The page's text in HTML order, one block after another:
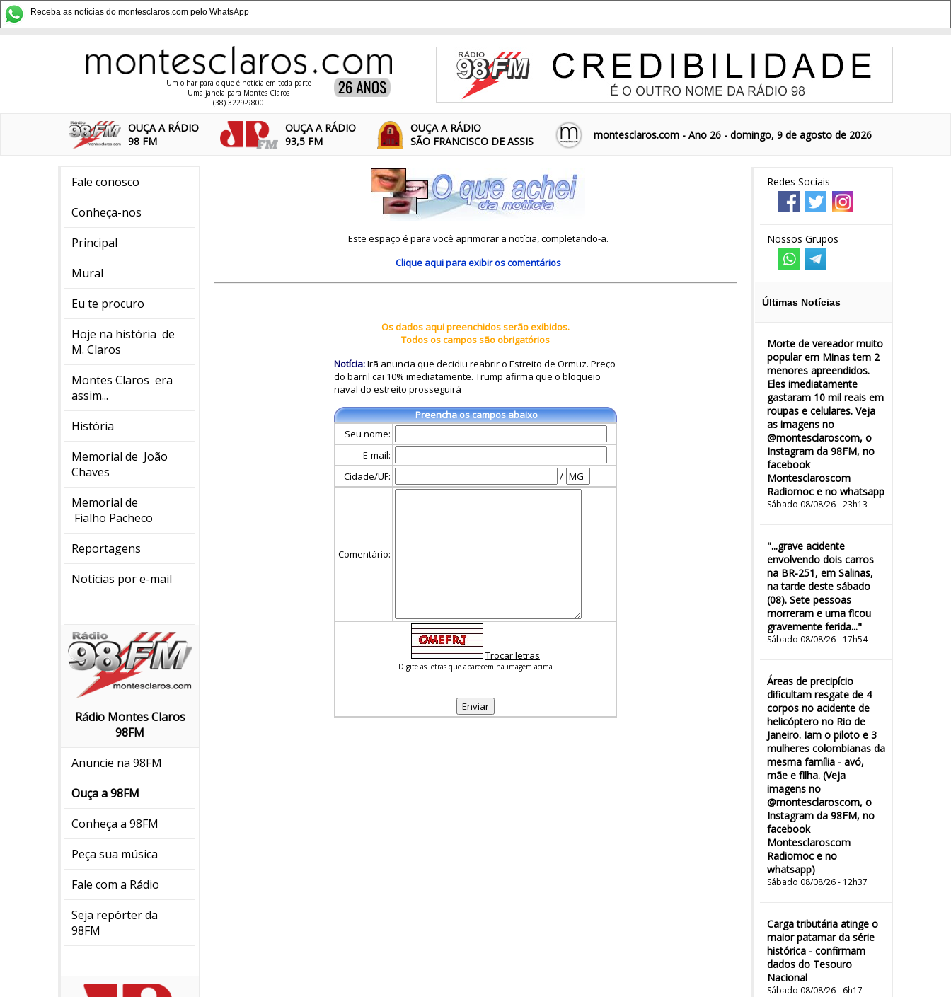
Receba as notícias do montesclaros.com pelo WhatsApp
Um olhar para o que é notícia em toda parte
Uma janela para Montes Claros
(38) 3229-9800
OUÇA A RÁDIO
98 FM
OUÇA A RÁDIO
93,5 FM
OUÇA A RÁDIO
SÃO FRANCISCO DE ASSIS
montesclaros.com - Ano 26 - domingo, 9 de agosto de 2026
Fale conosco
Conheça-nos
Principal
Mural
Eu te procuro
Hoje na história de
M. Claros
Montes Claros era
assim...
História
Memorial de João
Chaves
Memorial de
Fialho Pacheco
Reportagens
Notícias por e-mail
Rádio Montes Claros
98FM
Anuncie na 98FM
Ouça a 98FM
Conheça a 98FM
Peça sua música
Fale com a Rádio
Seja repórter da
98FM
Redes Sociais
Nossos Grupos
Últimas Notícias
Morte de vereador muito
popular em Minas tem 2
menores apreendidos.
Eles imediatamente
gastaram 10 mil reais em
roupas e celulares. Veja
as imagens no
@montesclaroscom, o
Instagram da 98FM, no
facebook
Montesclaroscom
Radiomoc e no whatsapp
Sábado 08/08/26 - 23h13
"...grave acidente
envolvendo dois carros
na BR-251, em Salinas,
na tarde deste sábado
(08). Sete pessoas
morreram e uma ficou
gravemente ferida..."
Sábado 08/08/26 - 17h54
Áreas de precipício
dificultam resgate de 4
corpos no acidente de
helicóptero no Rio de
Janeiro. Iam o piloto e 3
mulheres colombianas da
mesma família - avó,
mãe e filha. (Veja
imagens no
@montesclaroscom, o
Instagram da 98FM, no
facebook
Montesclaroscom
Radiomoc e no
whatsapp)
Sábado 08/08/26 - 12h37
Carga tributária atinge o
maior patamar da série
histórica - confirmam
dados do Tesouro
Nacional
Sábado 08/08/26 - 6h17
Este espaço é para você aprimorar a notícia, completando-a.
Clique aquipara exibir os comentários
Os dados aqui preenchidos serão exibidos.
Todos os campos são obrigatórios
Notícia:Irã anuncia que decidiu reabrir o Estreito de Ormuz. Preço
do barril cai 10% imediatamente. Trump afirma que o bloqueio
naval do estreito prosseguirá
Preencha os campos abaixo
Seu nome:
E-mail:
Cidade/UF:
/
Comentário:
Trocar letras
Digite as letras que aparecem na imagem acima